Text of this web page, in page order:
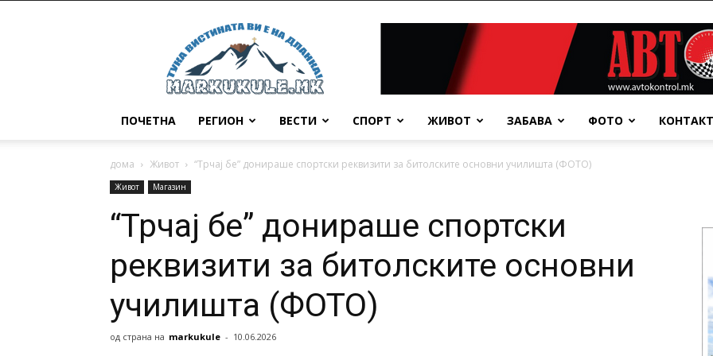
Маркукуле
ПОЧЕТНА РЕГИОН ВЕСТИ СПОРТ ЖИВОТ ЗАБАВА ФОТО КОНТАКТ
дома Живот “Трчај бе” донираше спортски реквизити за битолските основни училишта (ФОТО)
Живот Магазин
“Трчај бе” донираше спортски
реквизити за битолските основни
училишта (ФОТО)
од страна на markukule - 10.06.2026